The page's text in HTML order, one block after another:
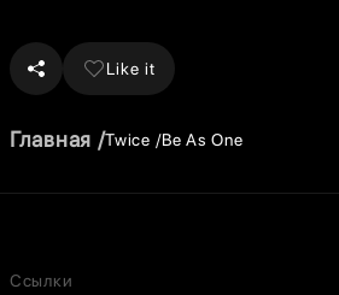
Like it
Главная Twice Be As One
Ссылки